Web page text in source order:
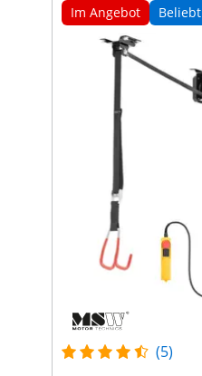
Im Angebot Beliebt
(5)